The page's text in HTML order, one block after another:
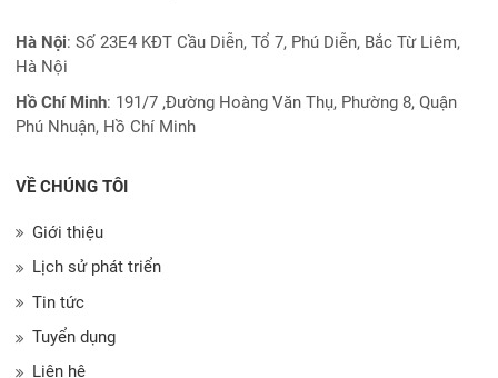
Hà Nội: Số 23E4 KĐT Cầu Diễn, Tổ 7, Phú Diễn, Bắc Từ Liêm,
Hà Nội
Hồ Chí Minh: 191/7 ,Đường Hoàng Văn Thụ, Phường 8, Quận
Phú Nhuận, Hồ Chí Minh
VỀ CHÚNG TÔI
Giới thiệu
Lịch sử phát triển
Tin tức
Tuyển dụng
Liên hệ